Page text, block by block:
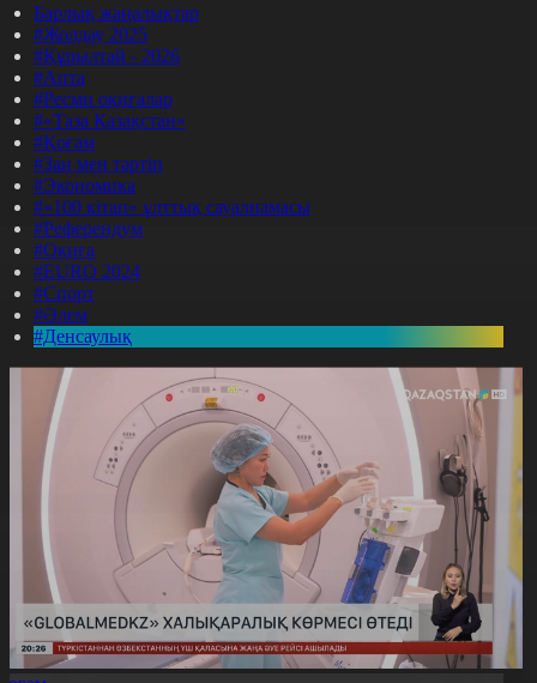
Барлық жаңалықтар
#Жолдау 2025
#Құрылтай - 2026
#Апта
#Ресми оқиғалар
#«Таза Қазақстан»
#Қоғам
#Заң мен тәртіп
#Экономика
#«100 кітап» ұлттық сауалнамасы
#Референдум
#Оқиға
#EURO 2024
#Спорт
#Әлем
#Денсаулық